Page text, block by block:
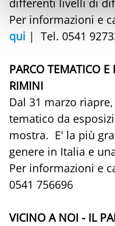
differenti livelli di
Per informazioni e
qui | Tel. 0541
PARCO TEMATICO
RIMINI
Dal 31 marzo
tematico da
mostra. E' la più
genere in Italia e
Per informazioni e
0541 756696
VICINO A NOI - IL